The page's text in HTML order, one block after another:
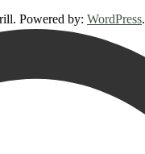
Powered by: WordPress.